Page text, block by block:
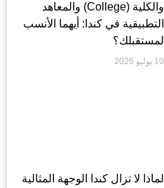
والكلية (College) والمعاهد
التطبيقية في كندا: أيهما الأنسب
لمستقبلك؟
10 يوليو 2026
لماذا لا تزال كندا الوجهة المثالية